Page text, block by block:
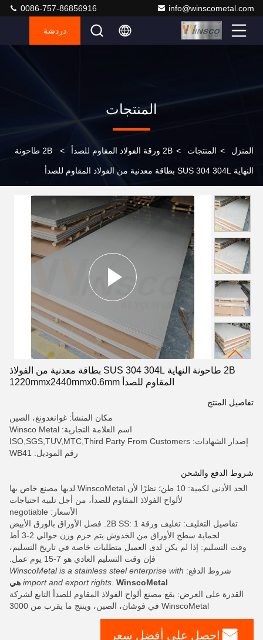
info@winscometal.com
0086-757-86856916
دردشة
المنتجات
المنزل > المنتجات > 2B ورقة الفولاذ المقاوم للصدأ > 2B طاحونة
النهاية SUS 304 304L بطاقة معدنية من الفولاذ المقاوم للصدأ
2B طاحونة النهاية SUS 304 304L بطاقة معدنية من الفولاذ
المقاوم للصدأ 1220mmx2440mmx0.6mm
تفاصيل المنتج
مكان المنشأ: غوانغدونغ، الصين
اسم العلامة التجارية: Winsco Metal
إصدار الشهادات: ISO,SGS,TUV,MTC,Third Party From Customers
رقم الموديل: WB41
شروط الدفع والشحن
الحد الأدنى لكمية: 10 طن؛ نظرًا لأن WinscoMetal لديها مصنع خاص بها
لألواح الفولاذ المقاوم للصدأ، من أجل تلبية احتياجات
الأسعار: negotiable
تفاصيل التغليف: تغليف ورقة 2B SS: 1. فصل الأوراق بالورق الأبيض
لحماية سطح الأوراق من الخدوش.يتم حزم وزن حوالي 2-3 أط
وقت التسليم: إذا لم يكن لدى العميل متطلبات خاصة في تاريخ التسليم،
فإن وقت التسليم العادي هو 7-15 يوم عمل.
شروط الدفع: WinscoMetal is a stainless steel enterprise with
import and export rights. WinscoMetal هي
القدرة على العرض: يقع مصنع ألواح الفولاذ المقاوم للصدأ التابع لشركة
WinscoMetal في فوشان، الصين، وينتج ما يقرب من 3000
احصل على أفضل سعر